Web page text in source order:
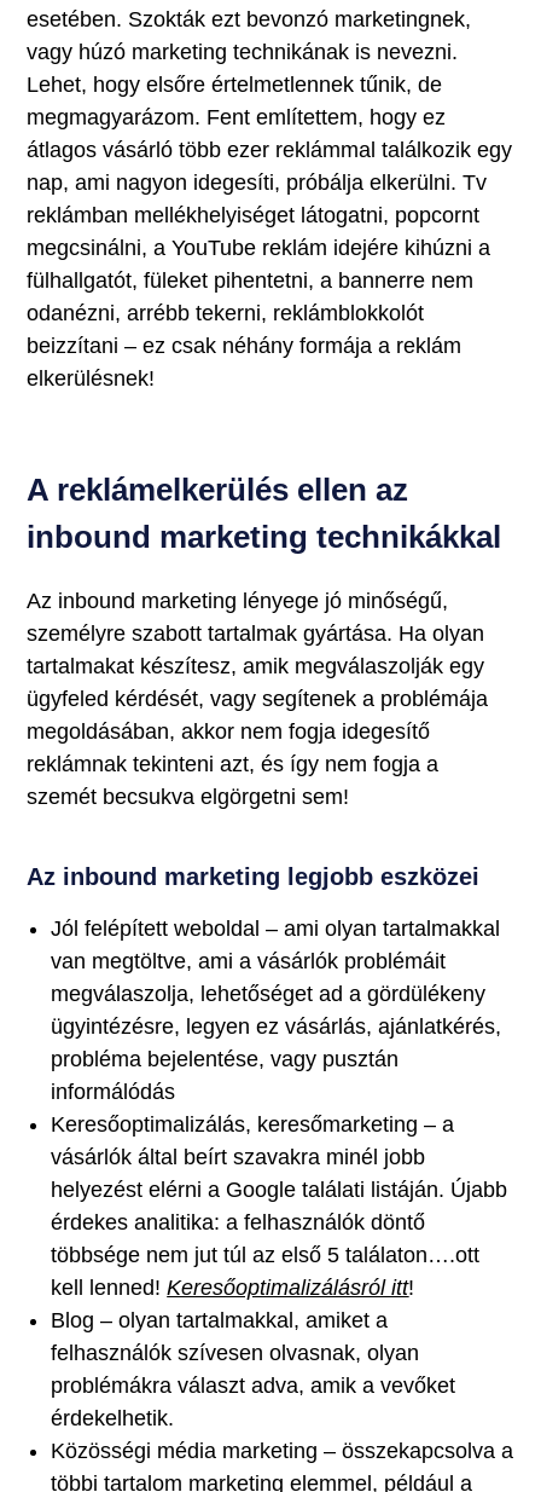
esetében. Szokták ezt bevonzó marketingnek,
vagy húzó marketing technikának is nevezni.
Lehet, hogy elsőre értelmetlennek tűnik, de
megmagyarázom. Fent említettem, hogy ez
átlagos vásárló több ezer reklámmal találkozik egy
nap, ami nagyon idegesíti, próbálja elkerülni. Tv
reklámban mellékhelyiséget látogatni, popcornt
megcsinálni, a YouTube reklám idejére kihúzni a
fülhallgatót, füleket pihentetni, a bannerre nem
odanézni, arrébb tekerni, reklámblokkolót
beizzítani – ez csak néhány formája a reklám
elkerülésnek!
A reklámelkerülés ellen az
inbound marketing technikákkal
Az inbound marketing lényege jó minőségű,
személyre szabott tartalmak gyártása. Ha olyan
tartalmakat készítesz, amik megválaszolják egy
ügyfeled kérdését, vagy segítenek a problémája
megoldásában, akkor nem fogja idegesítő
reklámnak tekinteni azt, és így nem fogja a
szemét becsukva elgörgetni sem!
Az inbound marketing legjobb eszközei
Jól felépített weboldal – ami olyan tartalmakkal
van megtöltve, ami a vásárlók problémáit
megválaszolja, lehetőséget ad a gördülékeny
ügyintézésre, legyen ez vásárlás, ajánlatkérés,
probléma bejelentése, vagy pusztán
informálódás
Keresőoptimalizálás, keresőmarketing – a
vásárlók által beírt szavakra minél jobb
helyezést elérni a Google találati listáján. Újabb
érdekes analitika: a felhasználók döntő
többsége nem jut túl az első 5 találaton….ott
kell lenned!Keresőoptimalizálásról itt!
Blog – olyan tartalmakkal, amiket a
felhasználók szívesen olvasnak, olyan
problémákra választ adva, amik a vevőket
érdekelhetik.
Közösségi média marketing – összekapcsolva a
többi tartalom marketing elemmel, például a